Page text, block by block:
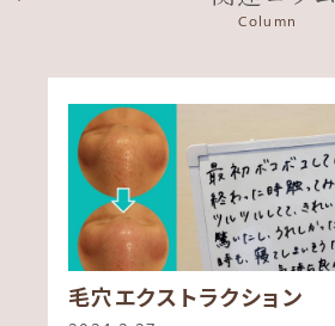
Column
毛穴エクストラクション